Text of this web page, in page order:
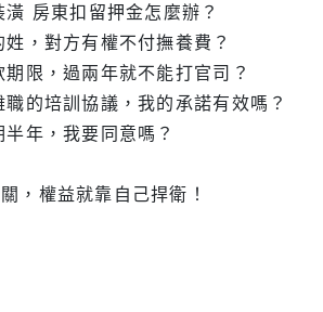
潢 房東扣留押金怎麼辦？
姓，對方有權不付撫養費？
期限，過兩年就不能打官司？
職的培訓協議，我的承諾有效嗎？
半年，我要同意嗎？
，權益就靠自己捍衛！